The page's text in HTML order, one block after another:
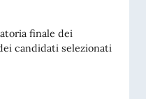
finale dei
candidati selezionati